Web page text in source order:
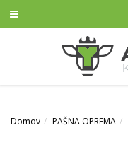
Domov PAŠNA OPREMA